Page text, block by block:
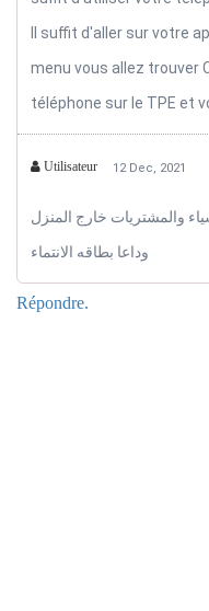
Il suffit d'aller sur votre
menu vous allez trouver
téléphone sur le TPE et
Utilisateur 12 Dec, 2021
والمشتريات خارج المنزل
وداعا بطاقه الانتماء
Répondre.